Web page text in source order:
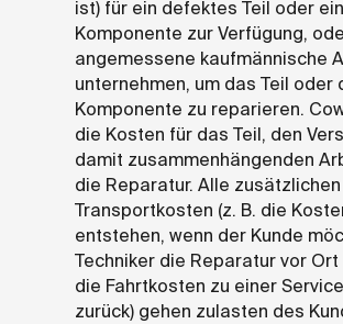
ist) für ein defektes Teil oder
Komponente zur Verfügung,
angemessene kaufmännische
unternehmen, um das Teil oder
Komponente zu reparieren.
die Kosten für das Teil, den
damit zusammenhängenden
die Reparatur. Alle zusätzlichen
Transportkosten (z. B. die
entstehen, wenn der Kunde
Techniker die Reparatur vor
die Fahrtkosten zu einer
zurück) gehen zulasten des